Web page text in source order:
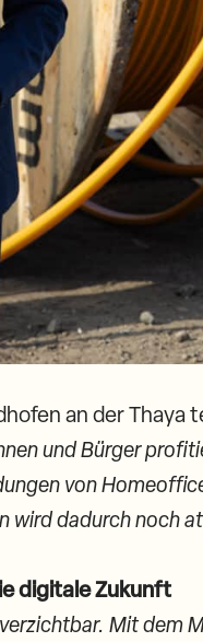
an der Thaya
und Bürger
von
wird dadurch noch
digitale Zukunft
Mit